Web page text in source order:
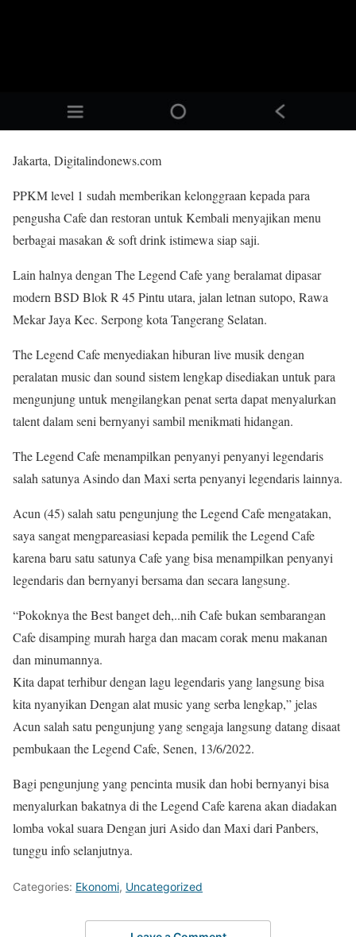
Jakarta, Digitalindonews.com
PPKM level 1 sudah memberikan kelonggraan kepada para
pengusha Cafe dan restoran untuk Kembali menyajikan menu
berbagai masakan & soft drink istimewa siap saji.
Lain halnya dengan The Legend Cafe yang beralamat dipasar
modern BSD Blok R 45 Pintu utara, jalan letnan sutopo, Rawa
Mekar Jaya Kec. Serpong kota Tangerang Selatan.
The Legend Cafe menyediakan hiburan live musik dengan
peralatan music dan sound sistem lengkap disediakan untuk para
mengunjung untuk mengilangkan penat serta dapat menyalurkan
talent dalam seni bernyanyi sambil menikmati hidangan.
The Legend Cafe menampilkan penyanyi penyanyi legendaris
salah satunya Asindo dan Maxi serta penyanyi legendaris lainnya.
Acun (45) salah satu pengunjung the Legend Cafe mengatakan,
saya sangat mengpareasiasi kepada pemilik the Legend Cafe
karena baru satu satunya Cafe yang bisa menampilkan penyanyi
legendaris dan bernyanyi bersama dan secara langsung.
“Pokoknya the Best banget deh,..nih Cafe bukan sembarangan
Cafe disamping murah harga dan macam corak menu makanan
dan minumannya.
Kita dapat terhibur dengan lagu legendaris yang langsung bisa
kita nyanyikan Dengan alat music yang serba lengkap,” jelas
Acun salah satu pengunjung yang sengaja langsung datang disaat
pembukaan the Legend Cafe, Senen, 13/6/2022.
Bagi pengunjung yang pencinta musik dan hobi bernyanyi bisa
menyalurkan bakatnya di the Legend Cafe karena akan diadakan
lomba vokal suara Dengan juri Asido dan Maxi dari Panbers,
tunggu info selanjutnya.
Categories: Ekonomi, Uncategorized